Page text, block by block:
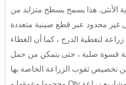
الأنثى. هذا يسمح بسطح متزايد من
لتغطية الدرج ، كما أن الغطاء
قسوة صلبة ، حتى يتمكن من حمل
تخصيص ثقوب الزراعة الخاصة بها